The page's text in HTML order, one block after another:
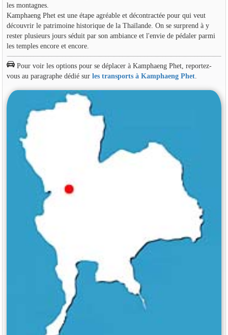
les montagnes.
Kamphaeng Phet est une étape agréable et décontractée pour qui veut
découvrir le patrimoine historique de la Thaïlande. On se surprend à y
rester plusieurs jours séduit par son ambiance et l'envie de pédaler parmi
les temples encore et encore.
Pour voir les options pour se déplacer à Kamphaeng Phet, reportez-
vous au paragraphe dédié sur les transports à Kamphaeng Phet.